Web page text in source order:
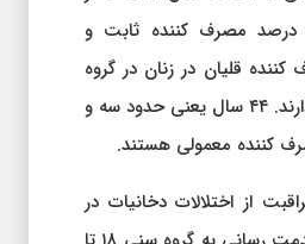
تعداد حدود ۶ درصد مصرف کننده ثابت و
قلیان در زنان در گروه
سنی ۳۵ سال قرار دارند. ۴۴ سال یعنی حدود سه و
کننده معمولی هستند.
از اختلالات دخانیات در